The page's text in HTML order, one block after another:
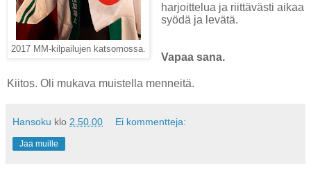
2017 MM-kilpailujen katsomossa.
harjoittelua ja riittävästi aikaa
syödä ja levätä.
Vapaa sana.
Kiitos. Oli mukava muistella menneitä.
Hansoku klo 2.50.00 Ei kommentteja:
Jaa muille